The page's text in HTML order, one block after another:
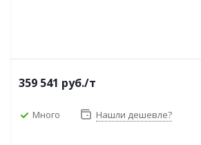
359 541 руб./т
Много Нашли дешевле?